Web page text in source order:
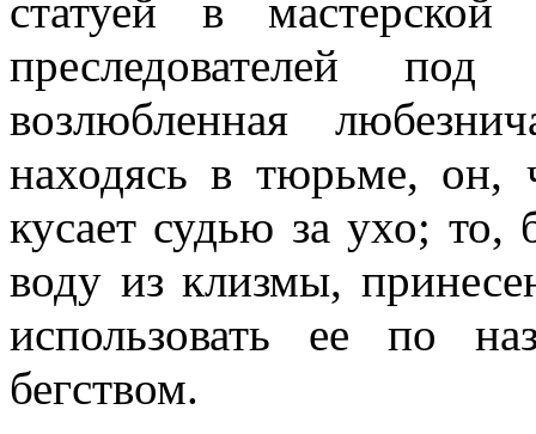
статуей в
преследователей
возлюбленная
находясь в тюрьме, он,
кусает судью за ухо; то,
воду из клизмы,
использовать ее по
бегством.